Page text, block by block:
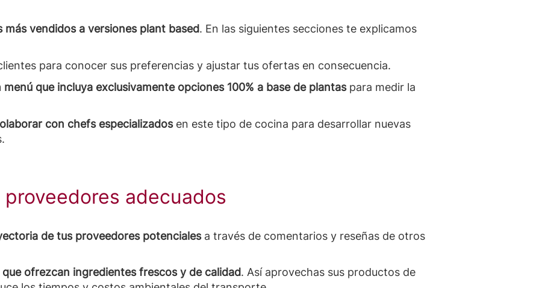
vendidos a versiones plant based. En las siguientes secciones te explicamos
para conocer sus preferencias y ajustar tus ofertas en consecuencia.
menú que incluya exclusivamente opciones 100% a base de plantaspara medir la
con chefs especializadosen este tipo de cocina para desarrollar nuevas
adecuados
de tus proveedores potencialesa través de comentarios y reseñas de otros
ofrezcan ingredientes frescos y de calidad. Así aprovechas sus productos de